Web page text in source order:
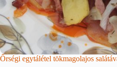
Őrségi egytálétel tökmagolajos